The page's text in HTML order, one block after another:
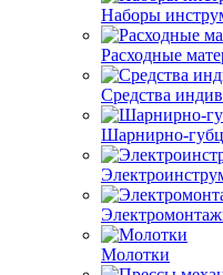
Наборы
Расходные
Средства
Шарнирно-
Молотки